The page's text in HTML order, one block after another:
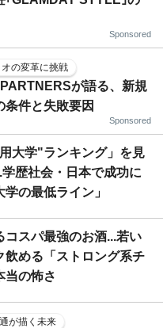
Sponsored
の変革に挑戦
が語る、新規
条件と失敗要因
Sponsored
大学"ランキング」を見
歴社会・日本で成功に
の最低ライン」
コスパ最強のお酒...若い
飲める「ストロング系チ
当の怖さ
が描く未来